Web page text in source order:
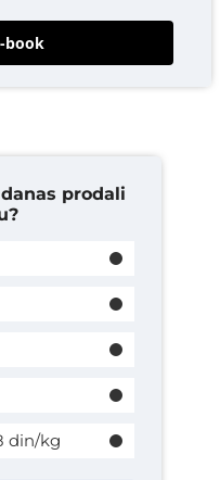
book
prodali
din/kg